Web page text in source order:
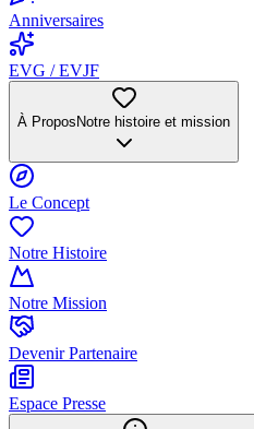
Anniversaires
EVG / EVJF
À Propos Notre histoire et mission
Le Concept
Notre Histoire
Notre Mission
Devenir Partenaire
Espace Presse